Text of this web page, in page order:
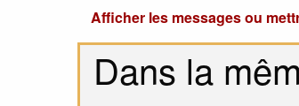
Afficher les messages ou
Dans la